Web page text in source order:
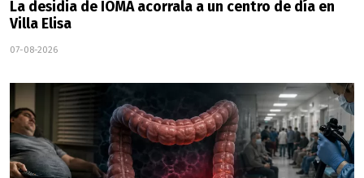
La desidia de IOMA acorrala a un centro de día en
Villa Elisa
07-08-2026